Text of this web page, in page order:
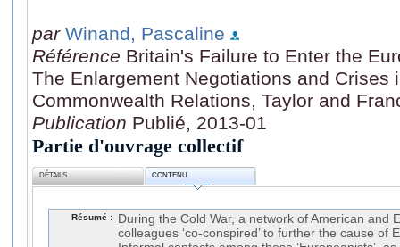
par Winand, Pascaline
Référence Britain's Failure to Enter the
The Enlargement Negotiations and Crises
Commonwealth Relations, Taylor and
Publication Publié, 2013-01
Partie d'ouvrage collectif
DÉTAILS CONTENU
Résumé :
During the Cold War, a network of American and
colleagues ‘co-conspired’ to further the cause of